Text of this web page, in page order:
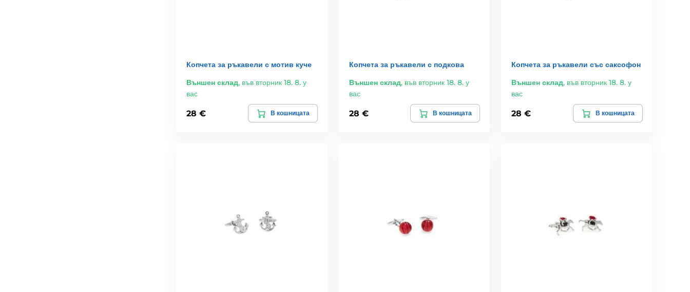
Копчета за ръкавели с мотив куче
Външен склад, във вторник 18. 8. у
вас
28 € В кошницата
Копчета за ръкавели с подкова
Външен склад, във вторник 18. 8. у
вас
28 € В кошницата
Копчета за ръкавели със саксофон
Външен склад, във вторник 18. 8. у
вас
28 € В кошницата